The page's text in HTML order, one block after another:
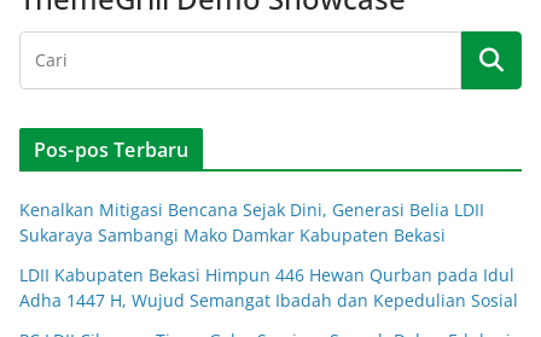
Pos-pos Terbaru
Kenalkan Mitigasi Bencana Sejak Dini, Generasi Belia LDII
Sukaraya Sambangi Mako Damkar Kabupaten Bekasi
LDII Kabupaten Bekasi Himpun 446 Hewan Qurban pada Idul
Adha 1447 H, Wujud Semangat Ibadah dan Kepedulian Sosial